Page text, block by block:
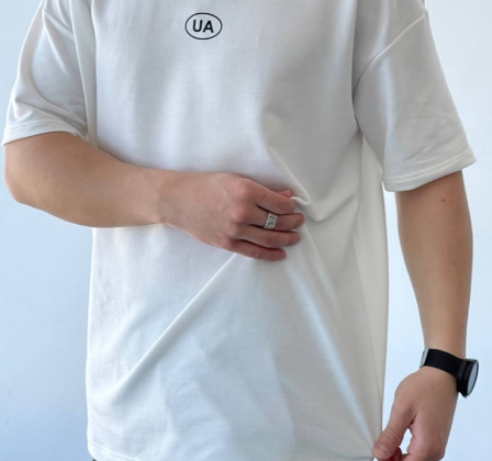
Верхняя
одежда
Джемперы,
свитеры и
кардиганы
повседневные
костюмы
Спортивные
Блузки
рубашки